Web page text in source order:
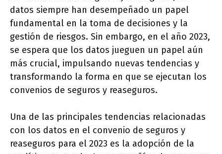
datos siempre han desempeñado un papel
fundamental en la toma de decisiones y la
gestión de riesgos. Sin embargo, en el año 2023,
se espera que los datos jueguen un papel aún
más crucial, impulsando nuevas tendencias y
transformando la forma en que se ejecutan los
convenios de seguros y reaseguros.
Una de las principales tendencias relacionadas
con los datos en el convenio de seguros y
reaseguros para el 2023 es la adopción de la